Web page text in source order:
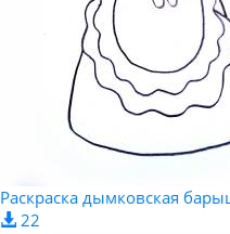
Раскраска дымковская
22